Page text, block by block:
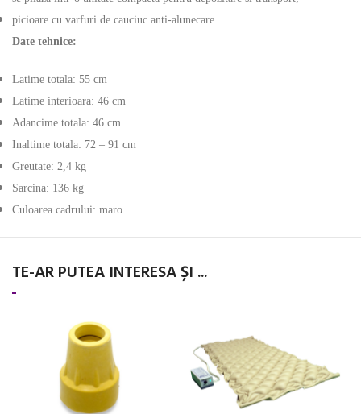
picioare cu varfuri de cauciuc anti-alunecare.
Date tehnice:
Latime totala: 55 cm
Latime interioara: 46 cm
Adancime totala: 46 cm
Inaltime totala: 72 – 91 cm
Greutate: 2,4 kg
Sarcina: 136 kg
Culoarea cadrului: maro
TE-AR PUTEA INTERESA ȘI ...